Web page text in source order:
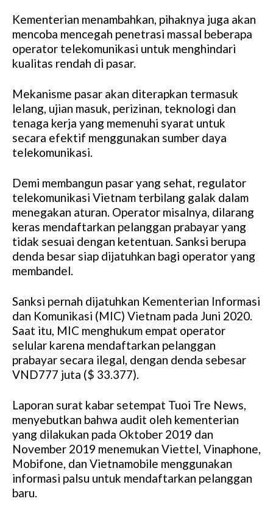
Kementerian menambahkan, pihaknya juga akan
mencoba mencegah penetrasi massal beberapa
operator telekomunikasi untuk menghindari
kualitas rendah di pasar.
Mekanisme pasar akan diterapkan termasuk
lelang, ujian masuk, perizinan, teknologi dan
tenaga kerja yang memenuhi syarat untuk
secara efektif menggunakan sumber daya
telekomunikasi.
Demi membangun pasar yang sehat, regulator
telekomunikasi Vietnam terbilang galak dalam
menegakan aturan. Operator misalnya, dilarang
keras mendaftarkan pelanggan prabayar yang
tidak sesuai dengan ketentuan. Sanksi berupa
denda besar siap dijatuhkan bagi operator yang
membandel.
Sanksi pernah dijatuhkan Kementerian Informasi
dan Komunikasi (MIC) Vietnam pada Juni 2020.
Saat itu, MIC menghukum empat operator
selular karena mendaftarkan pelanggan
prabayar secara ilegal, dengan denda sebesar
VND777 juta ($ 33.377).
Laporan surat kabar setempat Tuoi Tre News,
menyebutkan bahwa audit oleh kementerian
yang dilakukan pada Oktober 2019 dan
November 2019 menemukan Viettel, Vinaphone,
Mobifone, dan Vietnamobile menggunakan
informasi palsu untuk mendaftarkan pelanggan
baru.